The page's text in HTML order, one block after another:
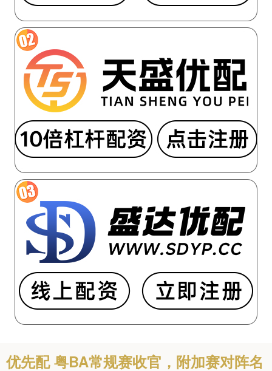
优先配 粤BA常规赛收官，附加赛对阵名